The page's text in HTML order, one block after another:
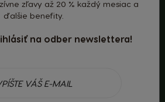
Plan
zľavy až 20 % každý mesiac a
ďalšie benefity.
na odber newslettera!